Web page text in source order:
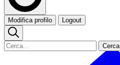
Modifica profilo Logout
Cerca